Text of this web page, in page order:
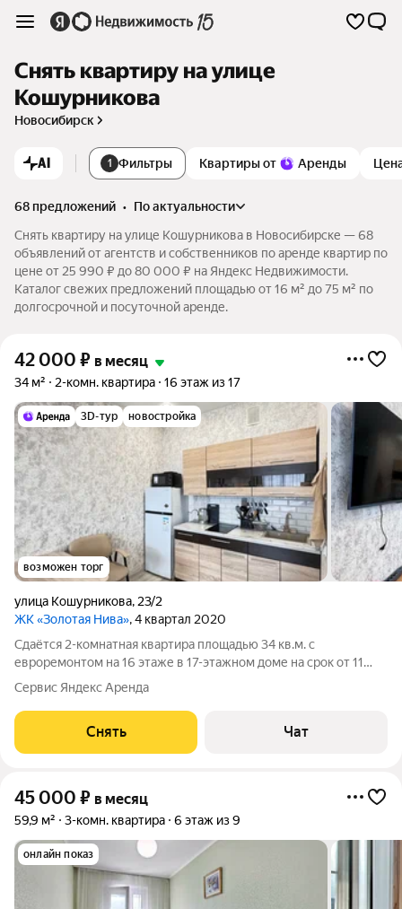
Снять квартиру на улице
Кошурникова
Новосибирск
AI 1 Фильтры Квартиры от Аренды
68 предложений •
по актуальности
Снять квартиру на улице Кошурникова в Новосибирске — 68
объявлений от агентств и собственников по аренде квартир по
цене от 25 990 ₽ до 80 000 ₽ на Яндекс Недвижимости.
Каталог свежих предложений площадью от 16 м² до 75 м² по
долгосрочной и посуточной аренде.
42 000 ₽ в месяц
34 м² 2-комн. квартира 16 этаж из 17
3D-тур новостройка
возможен торг
улица Кошурникова, 23/2
ЖК «Золотая Нива», 4 квартал 2020
Сдаётся 2-комнатная квартира площадью 34 кв.м. с
евроремонтом на 16 этаже в 17-этажном доме на срок от 11
месяцев. Из техники есть: Телевизор Стиральная машина
Холодильник Кондиционер Микроволновка Пылесос Дом -
кирпичный, окна выходят во двор.
Сервис Яндекс Аренда
Снять Чат
45 000 ₽ в месяц
59,9 м² 3-комн. квартира 6 этаж из 9
онлайн показ